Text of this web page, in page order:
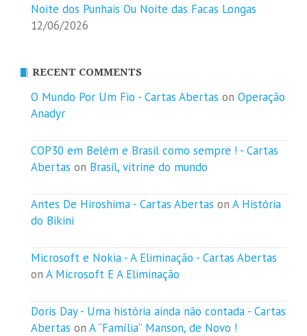
Noite dos Punhais Ou Noite das Facas Longas
12/06/2026
RECENT COMMENTS
O Mundo Por Um Fio - Cartas Abertas on Operação
Anadyr
COP30 em Belém e Brasil como sempre ! - Cartas
Abertas on Brasil, vitrine do mundo
Antes De Hiroshima - Cartas Abertas on A História
do Bikini
Microsoft e Nokia - A Eliminação - Cartas Abertas
on A Microsoft E A Eliminação
Doris Day - Uma história ainda não contada - Cartas
Abertas on A “Família” Manson, de Novo !